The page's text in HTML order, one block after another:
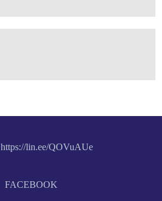
https://lin.ee/QOVuAUe
FACEBOOK